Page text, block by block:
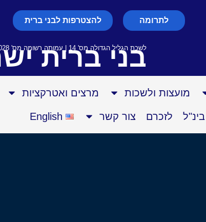
לתרומה להצטרפות לבני ברית
לשכת הגליל הגדולה מס' 14 | עמותה רשומה מס' 580003028
בני ברית
מועצות ולשכות מרצים ואטרקציות
לזכרם צור קשר English